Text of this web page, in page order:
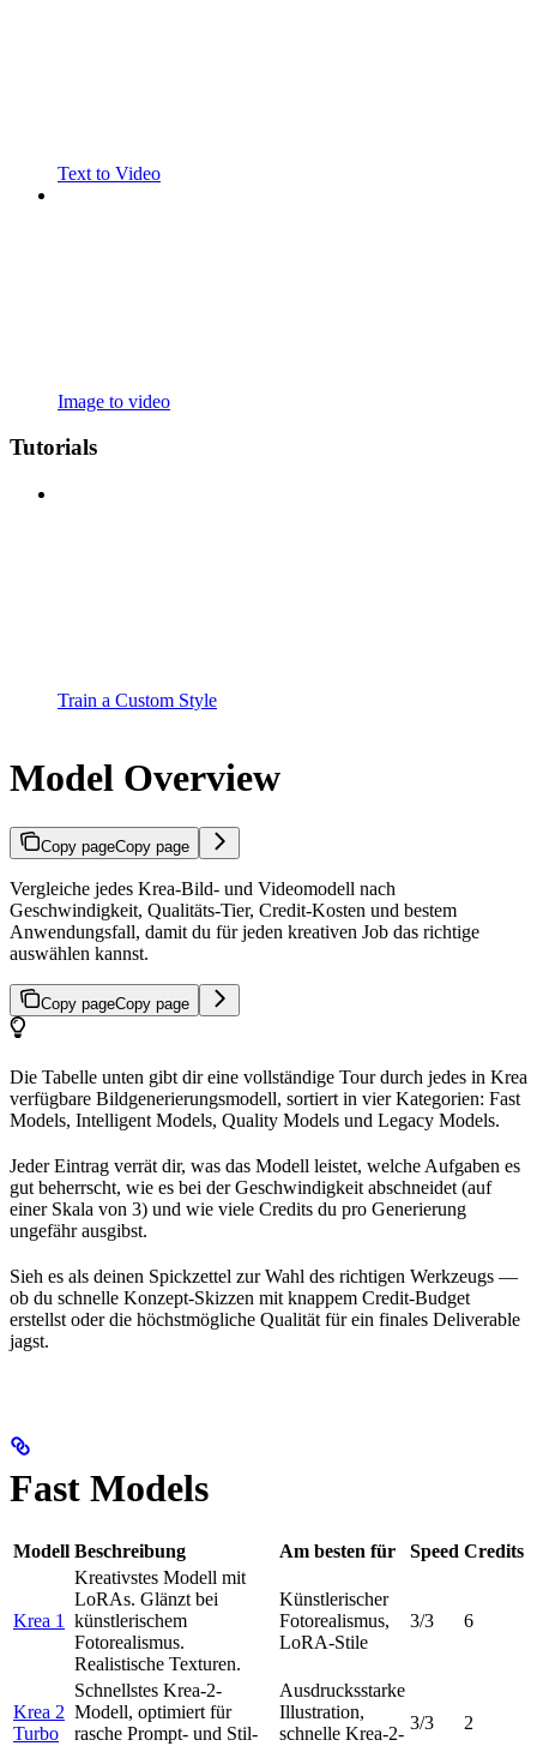
Text to Video
Image to video
Tutorials
Train a Custom Style
Model Overview
Copy pageCopy page
Vergleiche jedes Krea-Bild- und Videomodell nach
Geschwindigkeit, Qualitäts-Tier, Credit-Kosten und bestem
Anwendungsfall, damit du für jeden kreativen Job das richtige
auswählen kannst.
Copy pageCopy page
Die Tabelle unten gibt dir eine vollständige Tour durch jedes in Krea
verfügbare Bildgenerierungsmodell, sortiert in vier Kategorien: Fast
Models, Intelligent Models, Quality Models und Legacy Models.
Jeder Eintrag verrät dir, was das Modell leistet, welche Aufgaben es
gut beherrscht, wie es bei der Geschwindigkeit abschneidet (auf
einer Skala von 3) und wie viele Credits du pro Generierung
ungefähr ausgibst.
Sieh es als deinen Spickzettel zur Wahl des richtigen Werkzeugs —
ob du schnelle Konzept-Skizzen mit knappem Credit-Budget
erstellst oder die höchstmögliche Qualität für ein finales Deliverable
jagst.
Fast Models
Modell Beschreibung Am besten für Speed Credits
Krea 1
Kreativstes Modell mit
LoRAs. Glänzt bei
künstlerischem
Fotorealismus.
Realistische Texturen.
Künstlerischer
Fotorealismus,
LoRA-Stile
3/3 6
Krea 2
Turbo
Schnellstes Krea-2-
Modell, optimiert für
rasche Prompt- und Stil-
Ausdrucksstarke
Illustration,
schnelle Krea-2-
3/3 2